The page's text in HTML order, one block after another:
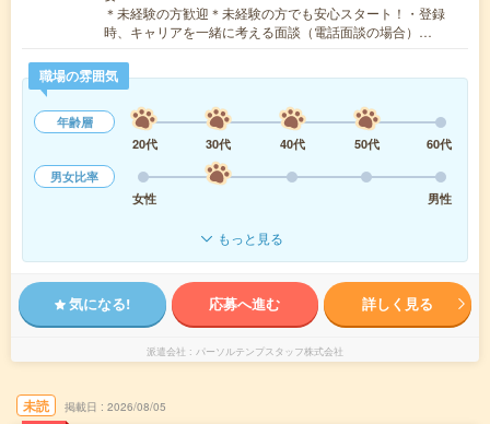
＊未経験の方歓迎＊未経験の方でも安心スタート！・登録
時、キャリアを一緒に考える面談（電話面談の場合）…
職場の雰囲気
年齢層
20代
30代 40代 50代
60代
男女比率
女性
男性
もっと見る
気になる! 応募へ進む 詳しく見る
派遣会社 パーソルテンプスタッフ株式会社
未読 掲載日 2026/08/05